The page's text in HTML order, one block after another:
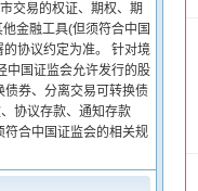
交易的权证、期权、期
金融工具(但须符合中国
协议约定为准。 针对境
中国证监会允许发行的股
券、分离交易可转换债
协议存款、通知存款
合中国证监会的相关规